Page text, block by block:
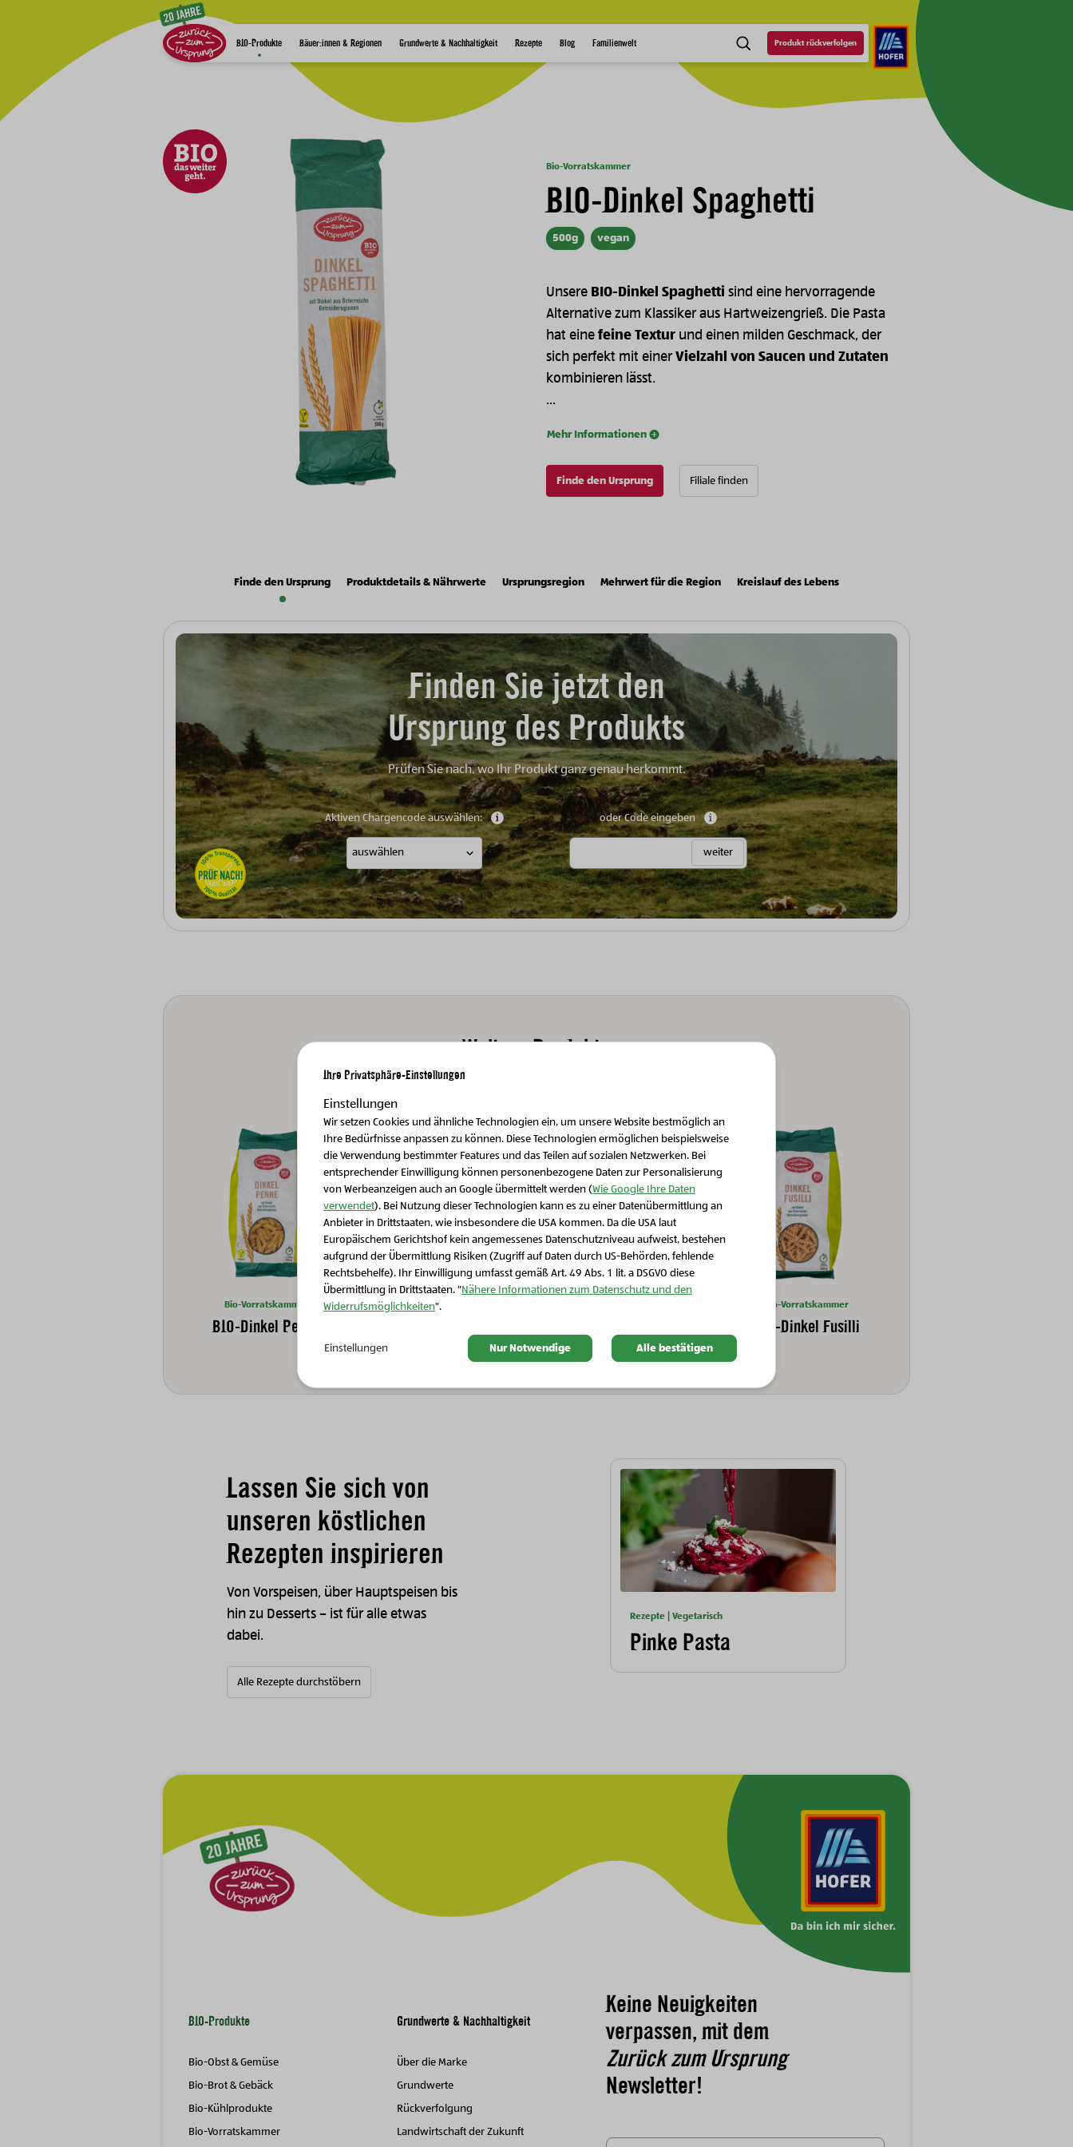
SUCHEProdukt rückverfolgen
BIO-Produkte Bäuer:innen & Regionen Grundwerte & Nachhaltigkeit Rezepte Blog Familienwelt
Bio-Vorratskammer
BIO-Dinkel Spaghetti
500g vegan
Unsere BIO-Dinkel Spaghetti sind eine hervorragende
Alternative zum Klassiker aus Hartweizengrieß. Die Pasta
hat eine feine Textur und einen milden Geschmack, der
sich perfekt mit einerVielzahl von Saucen und Zutaten
kombinieren lässt.
...
Mehr Informationen
Finde den Ursprung Filiale finden
Finde den Ursprung Produktdetails & Nährwerte Ursprungsregion Mehrwert für die Region Kreislauf des Lebens
Finden Sie jetzt den
Ursprung des Produkts
Prüfen Sie nach, wo Ihr Produkt ganz genau herkommt.
Aktiven Chargencode auswählen: Weitere Informationen anzeigen
oder Code eingeben Weitere Informationen anzeigen
weiter
Weitere Produkte
Bio-Vorratskammer
BIO-Dinkel Penne
Bio-Vorratskammer Bio-Vorratskammer
BIO-Dinkel Fusilli
Rezepte | Vegetarisch
Pinke Pasta
Lassen Sie sich von
unseren köstlichen
Rezepten inspirieren
Von Vorspeisen, über Hauptspeisen bis
hin zu Desserts – ist für alle etwas
dabei.
Alle Rezepte durchstöbern
Keine Neuigkeiten
verpassen, mit dem
Zurück zum Ursprung
Newsletter!
BIO-Produkte
Bio-Obst & Gemüse
Bio-Brot & Gebäck
Bio-Kühlprodukte
Bio-Vorratskammer
Grundwerte & Nachhaltigkeit
Über die Marke
Grundwerte
Rückverfolgung
Landwirtschaft der Zukunft
Schließen Sie dieses Feld
Ihre Privatsphäre-Einstellungen
Einstellungen
Wir setzen Cookies und ähnliche Technologien ein, um unsere Website bestmöglich an
Ihre Bedürfnisse anpassen zu können. Diese Technologien ermöglichen beispielsweise
die Verwendung bestimmter Features und das Teilen auf sozialen Netzwerken. Bei
entsprechender Einwilligung können personenbezogene Daten zur Personalisierung
von Werbeanzeigen auch an Google übermittelt werden (Wie Google Ihre Daten
verwendet). Bei Nutzung dieser Technologien kann es zu einer Datenübermittlung an
Anbieter in Drittstaaten, wie insbesondere die USA kommen. Da die USA laut
Europäischem Gerichtshof kein angemessenes Datenschutzniveau aufweist, bestehen
aufgrund der Übermittlung Risiken (Zugriff auf Daten durch US-Behörden, fehlende
Rechtsbehelfe). Ihr Einwilligung umfasst gemäß Art. 49 Abs. 1 lit. a DSGVO diese
Übermittlung in Drittstaaten. "Nähere Informationen zum Datenschutz und den
Widerrufsmöglichkeiten".
Einstellungen Nur Notwendige Alle bestätigen